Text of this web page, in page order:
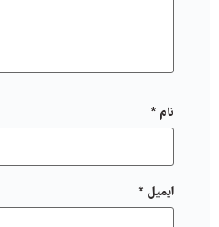
نام *
ایمیل *